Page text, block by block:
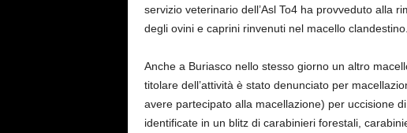
servizio veterinario dell’Asl To4 ha provveduto alla
degli ovini e caprini rinvenuti nel macello clandestino.
Anche a Buriasco nello stesso giorno un altro
titolare dell’attività è stato denunciato per
avere partecipato alla macellazione) per uccisione
identificate in un blitz di carabinieri forestali,